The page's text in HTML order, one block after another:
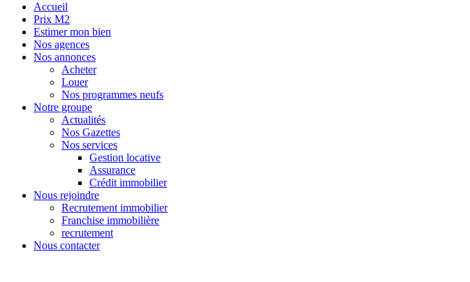
Accueil
Prix M2
Estimer mon bien
Nos agences
Nos annonces
Acheter
Louer
Nos programmes neufs
Notre groupe
Actualités
Nos Gazettes
Nos services
Gestion locative
Assurance
Crédit immobilier
Nous rejoindre
Recrutement immobilier
Franchise immobilière
recrutement
Nous contacter